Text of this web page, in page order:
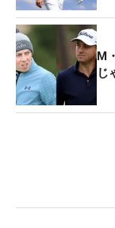
ローリー・マキ
「まねようとし
白している。M
じ